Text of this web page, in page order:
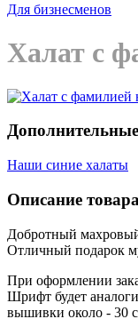
Для бизнесменов
Халат с
Наши синие халаты
Описание
Добротный
Отличный подарок
При оформлении
Шрифт будет
вышивки около - 30